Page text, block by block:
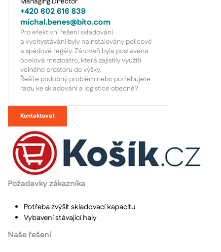
+420 602 616 839
michal.benes@bito.com
Pro efektivní řešení skladování
a vychystávání byly nainstalovány policové
a spádové regály. Zároveň byla postavena
ocelová mezipatro, která zajistily využití
volného prostoru do výšky.
Řešíte podobný problém nebo potřebujete
radu ke skladování a logistice obecně?
Kontaktovat
Požadavky zákazníka
Potřeba zvýšit skladovací kapacitu
Vybavení stávající haly
Naše řešení